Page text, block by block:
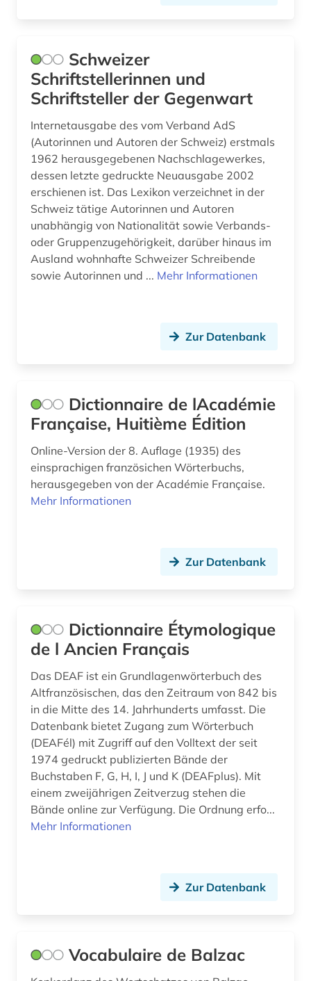
Schweizer
Schriftstellerinnen und
Schriftsteller der Gegenwart
Internetausgabe des vom Verband AdS
(Autorinnen und Autoren der Schweiz) erstmals
1962 herausgegebenen Nachschlagewerkes,
dessen letzte gedruckte Neuausgabe 2002
erschienen ist. Das Lexikon verzeichnet in der
Schweiz tätige Autorinnen und Autoren
unabhängig von Nationalität sowie Verbands-
oder Gruppenzugehörigkeit, darüber hinaus im
Ausland wohnhafte Schweizer Schreibende
sowie Autorinnen und ... Mehr Informationen
Zur Datenbank
Dictionnaire de lAcadémie
Française, Huitième Édition
Online-Version der 8. Auflage (1935) des
einsprachigen französichen Wörterbuchs,
herausgegeben von der Académie Française.
Mehr Informationen
Zur Datenbank
Dictionnaire Étymologique
de l Ancien Français
Das DEAF ist ein Grundlagenwörterbuch des
Altfranzösischen, das den Zeitraum von 842 bis
in die Mitte des 14. Jahrhunderts umfasst. Die
Datenbank bietet Zugang zum Wörterbuch
(DEAFél) mit Zugriff auf den Volltext der seit
1974 gedruckt publizierten Bände der
Buchstaben F, G, H, I, J und K (DEAFplus). Mit
einem zweijährigen Zeitverzug stehen die
Bände online zur Verfügung. Die Ordnung erfo...
Mehr Informationen
Zur Datenbank
Vocabulaire de Balzac